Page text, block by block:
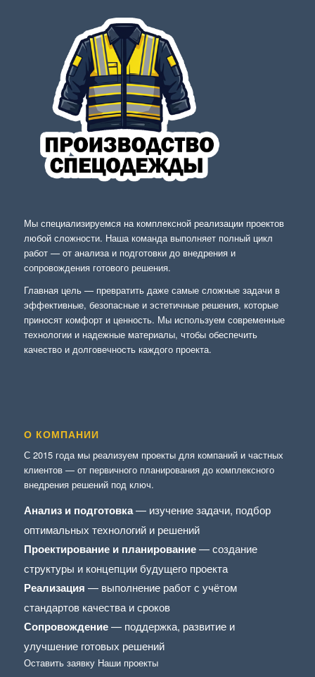
Мы специализируемся на комплексной реализации проектов
любой сложности. Наша команда выполняет полный цикл
работ — от анализа и подготовки до внедрения и
сопровождения готового решения.
Главная цель — превратить даже самые сложные задачи в
эффективные, безопасные и эстетичные решения, которые
приносят комфорт и ценность. Мы используем современные
технологии и надежные материалы, чтобы обеспечить
качество и долговечность каждого проекта.
О КОМПАНИИ
С 2015 года мы реализуем проекты для компаний и частных
клиентов — от первичного планирования до комплексного
внедрения решений под ключ.
Анализ и подготовка— изучение задачи, подбор
оптимальных технологий и решений
Проектирование и планирование— создание
структуры и концепции будущего проекта
Реализация — выполнение работ с учётом
стандартов качества и сроков
Сопровождение— поддержка, развитие и
улучшение готовых решений
Оставить заявку Наши проекты